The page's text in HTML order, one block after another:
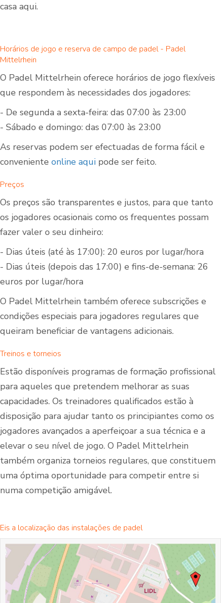
casa aqui.
Horários de jogo e reserva de campo de padel - Padel
Mittelrhein
O Padel Mittelrhein oferece horários de jogo flexíveis
que respondem às necessidades dos jogadores:
- De segunda a sexta-feira: das 07:00 às 23:00
- Sábado e domingo: das 07:00 às 23:00
As reservas podem ser efectuadas de forma fácil e
conveniente online aqui pode ser feito.
Preços
Os preços são transparentes e justos, para que tanto
os jogadores ocasionais como os frequentes possam
fazer valer o seu dinheiro:
- Dias úteis (até às 17:00): 20 euros por lugar/hora
- Dias úteis (depois das 17:00) e fins-de-semana: 26
euros por lugar/hora
O Padel Mittelrhein também oferece subscrições e
condições especiais para jogadores regulares que
queiram beneficiar de vantagens adicionais.
Treinos e torneios
Estão disponíveis programas de formação profissional
para aqueles que pretendem melhorar as suas
capacidades. Os treinadores qualificados estão à
disposição para ajudar tanto os principiantes como os
jogadores avançados a aperfeiçoar a sua técnica e a
elevar o seu nível de jogo. O Padel Mittelrhein
também organiza torneios regulares, que constituem
uma óptima oportunidade para competir entre si
numa competição amigável.
Eis a localização das instalações de padel